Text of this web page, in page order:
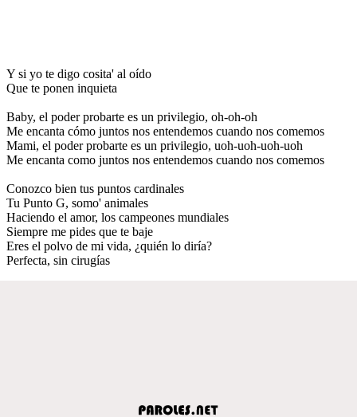
Y si yo te digo cosita' al oído
Que te ponen inquieta
Baby, el poder probarte es un privilegio, oh-oh-oh
Me encanta cómo juntos nos entendemos cuando nos comemos
Mami, el poder probarte es un privilegio, uoh-uoh-uoh-uoh
Me encanta como juntos nos entendemos cuando nos comemos
Conozco bien tus puntos cardinales
Tu Punto G, somo' animales
Haciendo el amor, los campeones mundiales
Siempre me pides que te baje
Eres el polvo de mi vida, ¿quién lo diría?
Perfecta, sin cirugías